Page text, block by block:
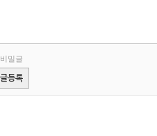
비밀글